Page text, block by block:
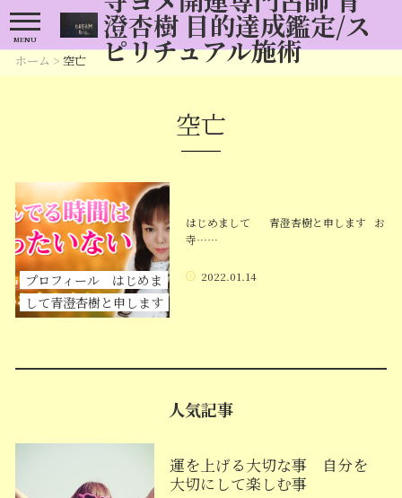
澄杏樹 目的達成鑑定/ス
ピリチュアル施術
MENU
ホーム > 空亡
空亡
プロフィール はじめま
して青澄杏樹と申します
はじめまして 青澄杏樹と申します お
寺……
2022.01.14
人気記事
運を上げる大切な事 自分を
大切にして楽しむ事